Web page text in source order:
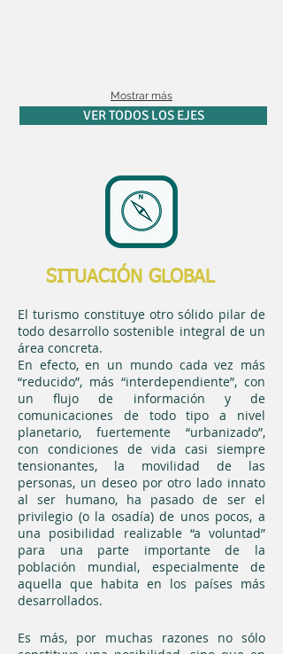
Es más, por muchas razones no sólo
SITUACIÓN GLOBAL
VER TODOS LOS EJES
Mostrar más
El turismo constituye otro sólido pilar de
todo desarrollo sostenible integral de un
área concreta.
En efecto, en un mundo cada vez más
“reducido”, más “interdependiente”, con
un flujo de información y de
comunicaciones de todo tipo a nivel
planetario, fuertemente “urbanizado”,
con condiciones de vida casi siempre
tensionantes, la movilidad de las
personas, un deseo por otro lado innato
al ser humano, ha pasado de ser el
privilegio (o la osadía) de unos pocos, a
una posibilidad realizable “a voluntad”
para una parte importante de la
población mundial, especialmente de
aquella que habita en los países más
desarrollados.